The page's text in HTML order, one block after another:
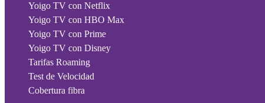
Yoigo TV con Netflix
Yoigo TV con HBO Max
Yoigo TV con Prime
Yoigo TV con Disney
Tarifas Roaming
Test de Velocidad
Cobertura fibra